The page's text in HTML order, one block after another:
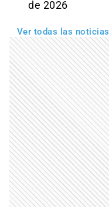
de 2026
Ver todas las noticias